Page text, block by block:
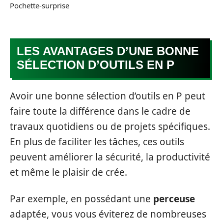
Pochette-surprise
LES AVANTAGES D’UNE BONNE
SÉLECTION D’OUTILS EN P
Avoir une bonne sélection d’outils en P peut
faire toute la différence dans le cadre de
travaux quotidiens ou de projets spécifiques.
En plus de faciliter les tâches, ces outils
peuvent améliorer la sécurité, la productivité
et même le plaisir de crée.
Par exemple, en possédant une perceuse
adaptée, vous vous éviterez de nombreuses